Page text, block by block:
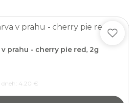
prahu - cherry pie red, 2g
4.20 €